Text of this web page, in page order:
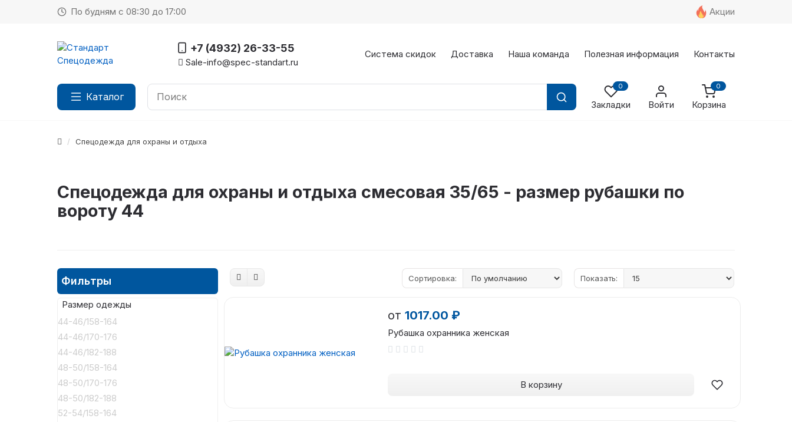
По будням с 08:30 до 17:00 Акции
+7 (4932) 26-33-55
Sale-info@spec-standart.ru
Система скидок Доставка Наша команда Полезная информация Контакты
Каталог
0
Закладки Войти
0
Корзина
Спецодежда для охраны и отдыха
Спецодежда для охраны и отдыха смесовая 35/65 - размер рубашки по
вороту 44
Фильтры
Размер одежды
44-46/158-164
44-46/170-176
44-46/182-188
48-50/158-164
48-50/170-176
48-50/182-188
52-54/158-164
Сортировка: Показать:
от1017.00 ₽
Рубашка охранника женская
В корзину